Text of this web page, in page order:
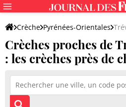
Crèche Pyrénées-Orientales
Crèches proches de
: les crèches près de